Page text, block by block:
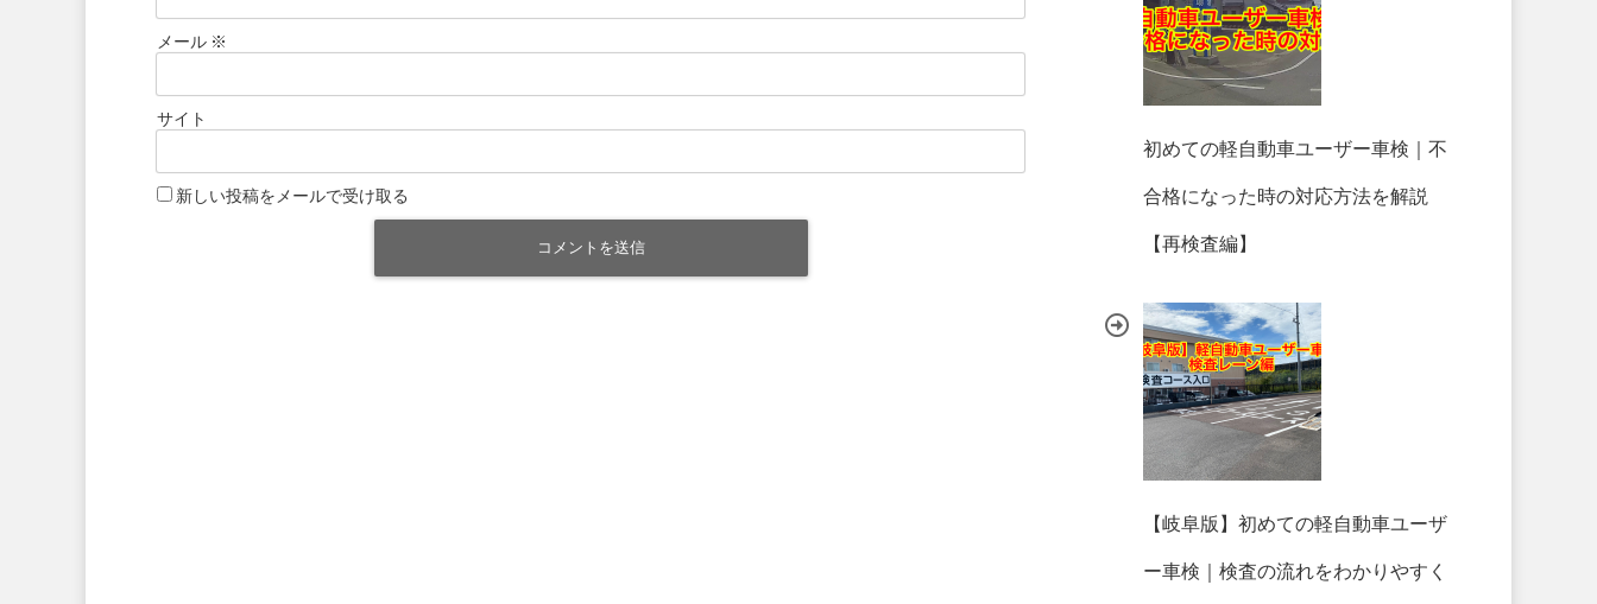
メール ※
サイト
新しい投稿をメールで受け取る
初めての軽自動車ユーザー車検｜不
合格になった時の対応方法を解説
【再検査編】
【岐阜版】初めての軽自動車ユーザ
ー車検｜検査の流れをわかりやすく